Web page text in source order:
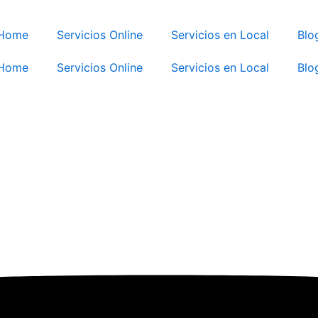
Servicios Online Servicios en Local
Servicios Online Servicios en Local